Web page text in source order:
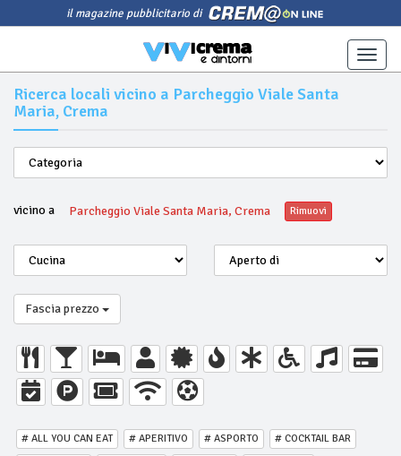
il magazine pubblicitario di
Toggle
Ricerca locali vicino a Parcheggio Viale Santa
Maria, Crema
vicino a Parcheggio Viale Santa Maria, Crema Rimuovi
Fascia prezzo
# ALL YOU CAN EAT # APERITIVO # ASPORTO
# COCKTAIL BAR